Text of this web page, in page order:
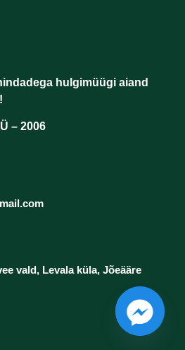
hulgimüügi aiand
– 2006
vald, Levala küla, Jõeääre